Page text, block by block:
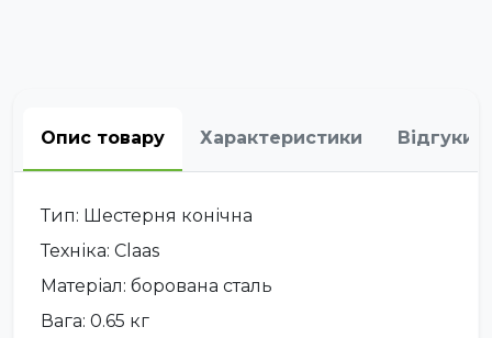
Опис товару Характеристики Відгуки
Тип: Шестерня конічна
Техніка: Claas
Матеріал: борована сталь
Вага: 0.65 кг